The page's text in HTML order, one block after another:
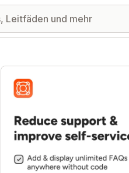
Vorgestellte Bildergalerie